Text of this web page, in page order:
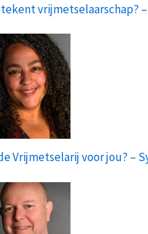
vrijmetselaarschap?
Vrijmetselarij voor jou? –